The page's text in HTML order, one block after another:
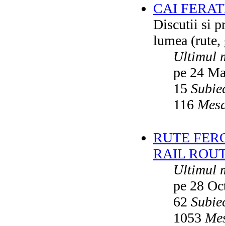
CAI
Discutii si
lumea (rute,
Ultimul
pe 24
15
116
RUTE
RAIL
Ultimul
pe 28
62
1053